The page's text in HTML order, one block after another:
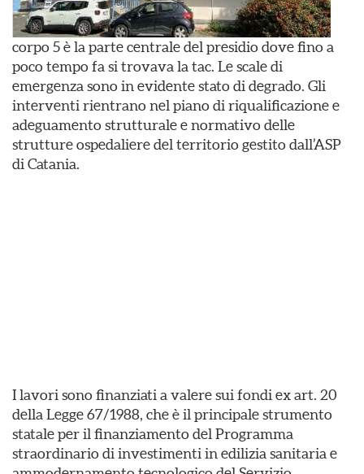
corpo 5 è la parte centrale del presidio dove fino a
poco tempo fa si trovava la tac. Le scale di
emergenza sono in evidente stato di degrado. Gli
interventi rientrano nel piano di riqualificazione e
adeguamento strutturale e normativo delle
strutture ospedaliere del territorio gestito dall’ASP
di Catania.
I lavori sono finanziati a valere sui fondi ex art. 20
della Legge 67/1988, che è il principale strumento
statale per il finanziamento del Programma
straordinario di investimenti in edilizia sanitaria e